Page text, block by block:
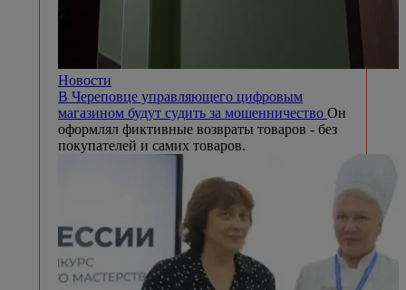
Новости
В Череповце управляющего цифровым
магазином будут судить за мошенничество Он
оформлял фиктивные возвраты товаров - без
покупателей и самих товаров.